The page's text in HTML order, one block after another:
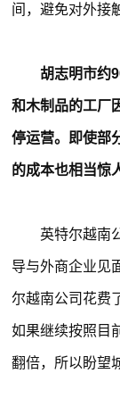
间，避免对外接
胡志明市约
和木制品的工厂
停运营。即使部
的成本也相当惊
英特尔越南
导与外商企业见
尔越南公司花费
如果继续按照目
翻倍，所以盼望